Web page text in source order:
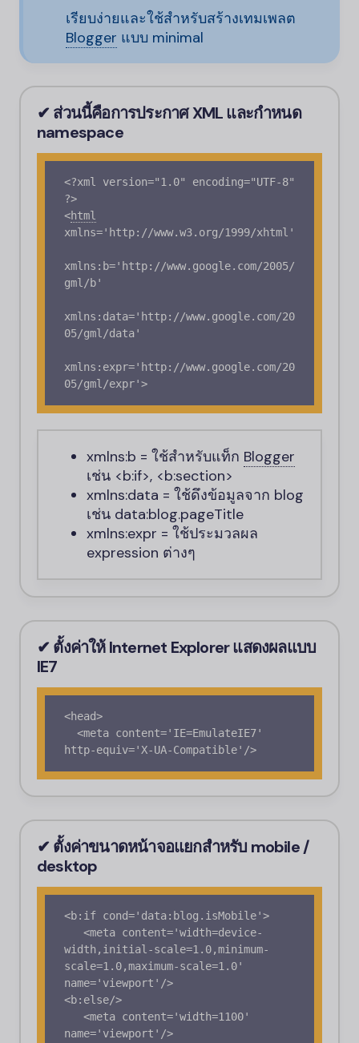
เรียบง่ายและใช้สำหรับสร้างเทมเพลต
Blogger แบบ minimal
✔ ส่วนนี้คือการประกาศ XML และกำหนด
namespace
<?xml version="1.0" encoding="UTF-8"
<html
xmlns='http://www.w3.org/1999/xhtml'
xmlns:b='http://www.google.com/2005/
gml/b'
xmlns:data='http://www.google.com/20
05/gml/data'
xmlns:expr='http://www.google.com/20
05/gml/expr'>
xmlns:b = ใช้สำหรับแท็ก Blogger
เช่น <b:if>, <b:section>
xmlns:data = ใช้ดึงข้อมูลจาก blog
เช่น data:blog.pageTitle
xmlns:expr = ใช้ประมวลผล
expression ต่างๆ
✔ ตั้งค่าให้ Internet Explorer แสดงผลแบบ
IE7
<head>
✔ ตั้งค่าขนาดหน้าจอแยกสำหรับ mobile /
desktop
<b:if cond='data:blog.isMobile'>
width,initial-scale=1.0,minimum-
scale=1.0,maximum-scale=1.0'
name='viewport'/>
<b:else/>
name='viewport'/>